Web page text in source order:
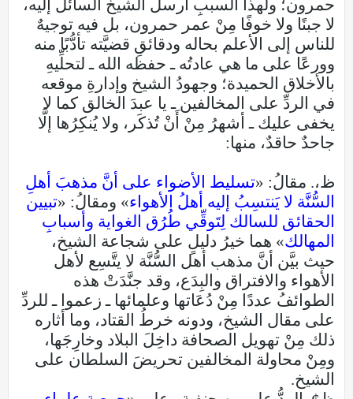
حمرون؛ ولهذا السببِ أرسل الشيخُ السائلَ إليه،
لا جبنًا ولا خوفًا مِنْ عمر حمرون، بل فيه توجيهٌ
للناس إلى الأعلم بحاله ودقائقِ قضيَّته تأدُّبًا منه
وورعًا على ما هي عادتُه ـ حفظه الله ـ لتحلِّيهِ
بالأخلاق الحميدة؛ وجهودُ الشيخ وإدارةِ موقعه
في الردِّ على المخالفين ـ يا عبدَ الخالق كما لا
يخفى عليك ـ أشهرُ مِنْ أَنْ تُذكَر، ولا يُنكِرُها إلَّا
جاحدٌ حاقدٌ، منها:
ظ،. مقالُ: «تسليط الأضواء على أنَّ مذهبَ أهلِ
السُّنَّة لا يَنتسِبُ إليه أهلُ الأهواء» ومقالُ: «تبيين
الحقائق للسالك لِتَوقِّي طُرُق الغواية وأسبابِ
المهالك» هما خيرُ دليلٍ على شجاعة الشيخ،
حيث بيَّن أنَّ مذهب أهل السُّنَّة لا يتَّسِع لأهل
الأهواء والافتراق والبِدَع، وقد جنَّدَتْ هذه
الطوائفُ عددًا مِنْ دُعَاتها وعلمائها ـ زعموا ـ للردِّ
على مقال الشيخ، ودونه خرطُ القتاد، وما أثاره
ذلك مِنْ تهويل الصحافة داخِلَ البلاد وخارِجَها،
ومِنْ محاولة المخالفين تحريضَ السلطان على
الشيخ.